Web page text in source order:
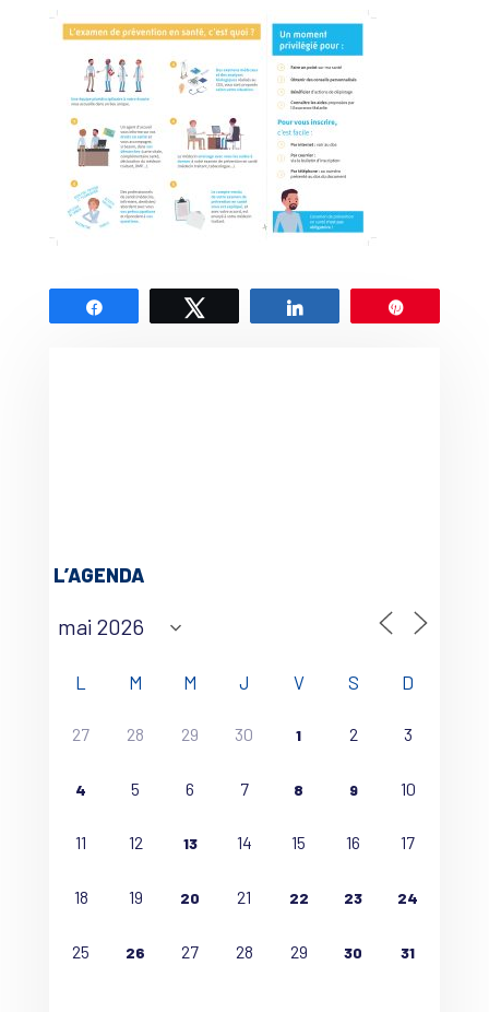
L’AGENDA
L M M J V S D
27 28 29 30 1 2 3
4 5 6 7 8 9 10
11 12 13 14 15 16 17
18 19 20 21 22 23 24
25 26 27 28 29 30 31